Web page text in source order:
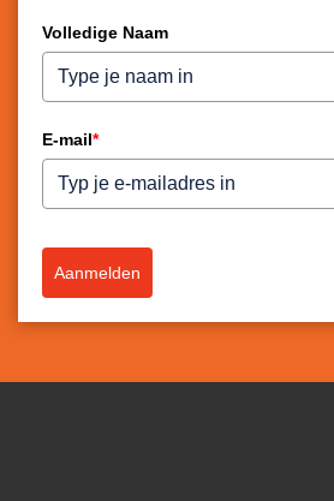
Volledige Naam
E-mail*
Aanmelden